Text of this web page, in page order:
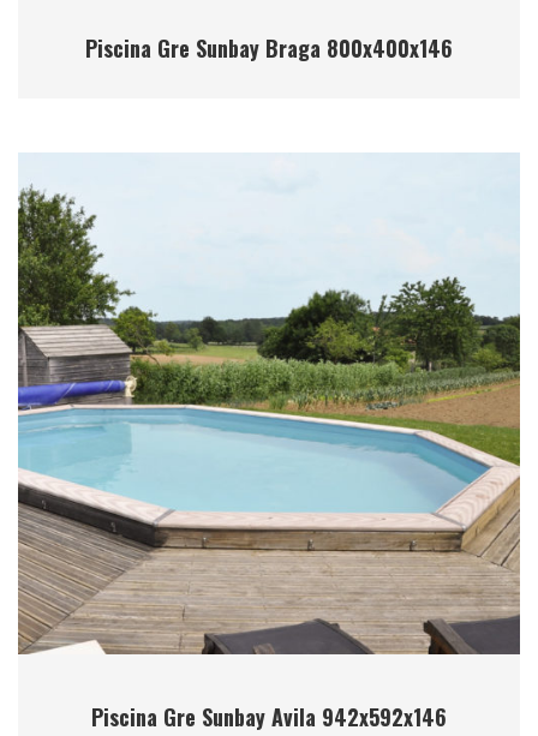
Piscina Gre Sunbay Braga 800x400x146
Piscina Gre Sunbay Avila 942x592x146